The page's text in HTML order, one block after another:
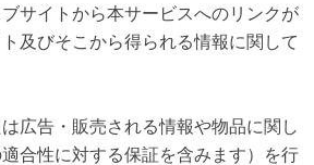
サイトから本サービスへのリンクが
及びそこから得られる情報に関して
広告・販売される情報や物品に関し
合性に対する保証を含みます）を行